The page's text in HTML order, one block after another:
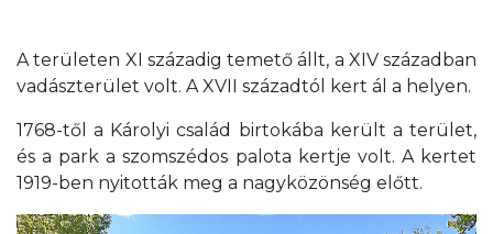
A területen XI századig temető állt, a XIV században
vadászterület volt. A XVII századtól kert ál a helyen.
1768-től a Károlyi család birtokába került a terület,
és a park a szomszédos palota kertje volt. A kertet
1919-ben nyitották meg a nagyközönség előtt.